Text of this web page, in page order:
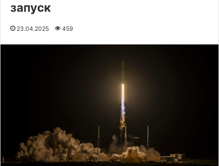
запуск
23.04.2025 459